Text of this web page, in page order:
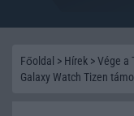
Főoldal > Hírek >Vége a
Galaxy Watch Tizen